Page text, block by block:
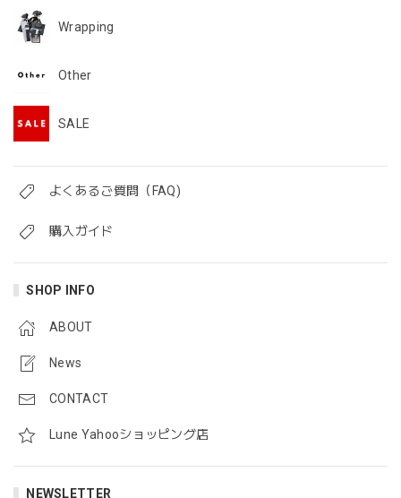
Wrapping
Other
SALE
よくあるご質問（FAQ)
購入ガイド
SHOP INFO
ABOUT
News
CONTACT
Lune Yahooショッピング店
NEWSLETTER